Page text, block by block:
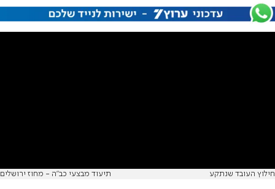
חילוץ העובד שנתקע תיעוד מבצעי כב"ה - מחוז ירושלים